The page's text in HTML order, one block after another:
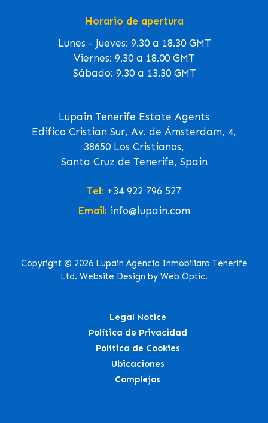
Horario de apertura
Lunes - Jueves: 9.30 a 18.30 GMT
Viernes: 9.30 a 18.00 GMT
Sábado: 9.30 a 13.30 GMT
Lupain Tenerife Estate Agents
Edifico Cristian Sur, Av. de Ámsterdam, 4,
38650 Los Cristianos,
Santa Cruz de Tenerife, Spain
Tel: +34 922 796 527
Email: info@lupain.com
Copyright © 2026 Lupain Agencia Inmobiliara Tenerife
Ltd. Website Design by Web Optic.
Legal Notice
Política de Privacidad
Política de Cookies
Ubicaciones
Complejos